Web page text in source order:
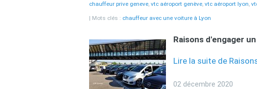
chauffeur prive geneve, vtc aéroport genève, vtc aéroport lyon,
Mots clés : chauffeur avec une voiture à Lyon
Raisons d'engager
Lire la suite de
02 décembre 2020